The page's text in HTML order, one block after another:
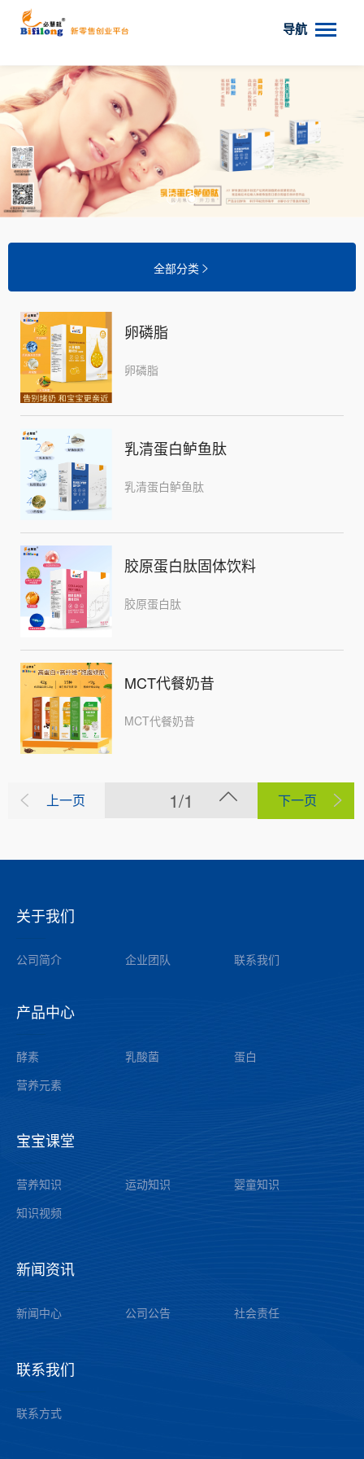
导航
全部分类 
卵磷脂
卵磷脂
乳清蛋白鲈鱼肽
乳清蛋白鲈鱼肽
胶原蛋白肽固体饮料
胶原蛋白肽
MCT代餐奶昔
MCT代餐奶昔
上一页 1/1 下一页
关于我们
公司简介 企业团队 联系我们
产品中心
酵素 乳酸菌 蛋白
营养元素
宝宝课堂
营养知识
运动知识 婴童知识
知识视频
新闻资讯
新闻中心 公司公告 社会责任
联系我们
联系方式